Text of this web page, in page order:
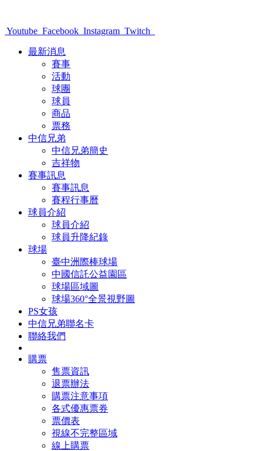
Youtube Facebook Instagram Twitch
最新消息
賽事
活動
球團
球員
商品
票務
中信兄弟
中信兄弟簡史
吉祥物
賽事訊息
賽事訊息
賽程行事曆
球員介紹
球員介紹
球員升降紀錄
球場
臺中洲際棒球場
中國信託公益園區
球場區域圖
球場360°全景視野圖
PS女孩
中信兄弟聯名卡
聯絡我們
購票
售票資訊
退票辦法
購票注意事項
各式優惠票券
票價表
視線不完整區域
線上購票